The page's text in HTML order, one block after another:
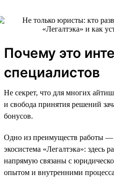
Почему это
специалистов
Не секрет, что для многих
и свобода принятия решений
бонусов.
Одно из преимуществ работы —
экосистема «Легалтэка»: здесь
напрямую связаны с
опытом и внутренними